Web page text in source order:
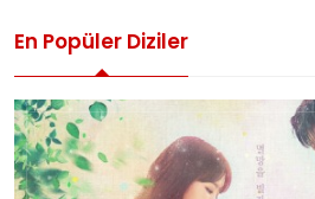
En Popüler Diziler